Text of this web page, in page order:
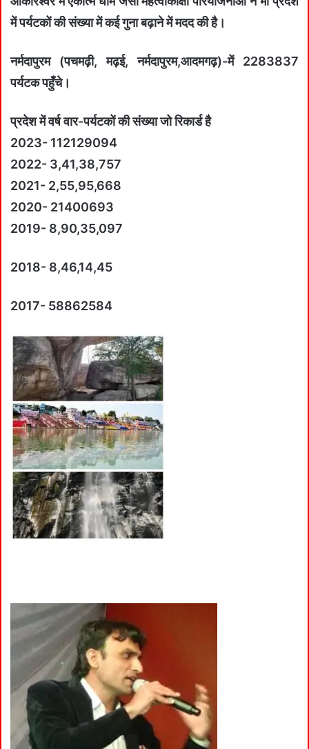
में पर्यटकों की संख्या में कई गुना बढ़ाने में मदद की है।
नर्मदापुरम (पचमढ़ी, मढ़ई, नर्मदापुरम,आदमगढ़)-में 2283837
पर्यटक पहुँचे।
प्रदेश में वर्ष वार-पर्यटकों की संख्या जो रिकार्ड है
2023- 112129094
2022- 3,41,38,757
2021- 2,55,95,668
2020- 21400693
2019- 8,90,35,097
2018- 8,46,14,45
2017- 58862584